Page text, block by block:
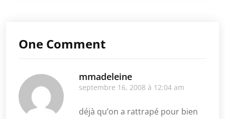
One Comment
mmadeleine
septembre 16, 2008 à 12:04 am
déjà qu’on a rattrapé pour bien